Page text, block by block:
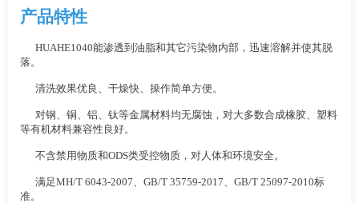
产品特性
HUAHE1040能渗透到油脂和其它污染物内部，迅速溶解并使其脱
落。
清洗效果优良、干燥快、操作简单方便。
对钢、铜、铝、钛等金属材料均无腐蚀，对大多数合成橡胶、塑料
等有机材料兼容性良好。
不含禁用物质和ODS类受控物质，对人体和环境安全。
满足MH/T 6043-2007、GB/T 35759-2017、GB/T 25097-2010标
准。